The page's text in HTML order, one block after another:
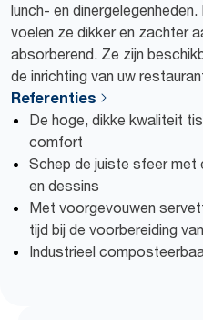
lunch- en
voelen ze dikker en zachter
absorberend. Ze zijn
de inrichting van uw
Referenties
De hoge, dikke kwaliteit
comfort
Schep de juiste sfeer met
en dessins
Met voorgevouwen
tijd bij de voorbereiding
Industrieel